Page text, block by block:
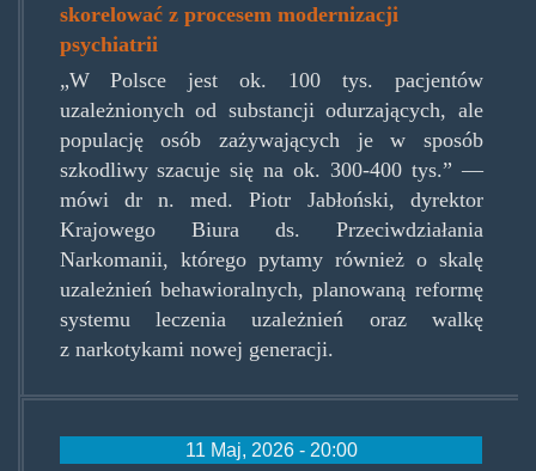
skorelować z procesem modernizacji
psychiatrii
„W Polsce jest ok. 100 tys. pacjentów
uzależnionych od substancji odurzających, ale
populację osób zażywających je w sposób
szkodliwy szacuje się na ok. 300-400 tys.” —
mówi dr n. med. Piotr Jabłoński, dyrektor
Krajowego Biura ds. Przeciwdziałania
Narkomanii, którego pytamy również o skalę
uzależnień behawioralnych, planowaną reformę
systemu leczenia uzależnień oraz walkę
z narkotykami nowej generacji.
11 Maj, 2026 - 20:00